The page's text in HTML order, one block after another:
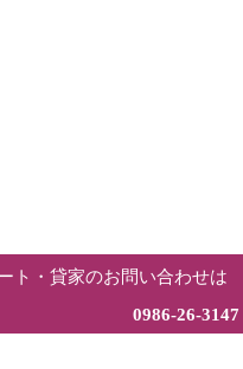
ト・貸家のお問い合わせは
0986-26-3147